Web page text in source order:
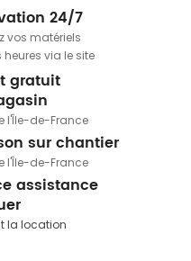
24/7
vos matériels
heures via le site
gratuit
l'Île-de-France
sur chantier
l'Île-de-France
assistance
la location